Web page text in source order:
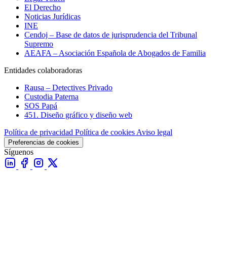
El Derecho
Noticias Jurídicas
INE
Cendoj – Base de datos de jurisprudencia del Tribunal
Supremo
AEAFA – Asociación Española de Abogados de Familia
Entidades colaboradoras
Rausa – Detectives Privado
Custodia Paterna
SOS Papá
451. Diseño gráfico y diseño web
Política de privacidad Política de cookies Aviso legal
Preferencias de cookies
Síguenos